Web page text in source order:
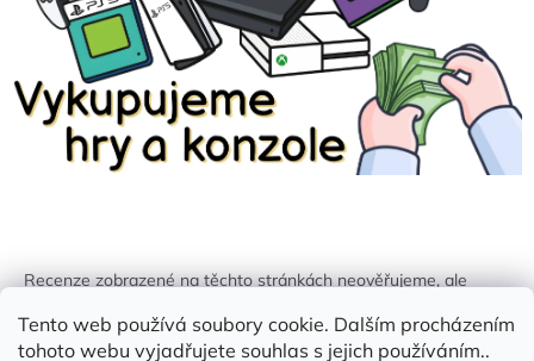
Tento web používá soubory cookie. Dalším procházením
tohoto webu vyjadřujete souhlas s jejich používáním..
Recenze zobrazené na těchto stránkách neověřujeme, ale
identifikován.